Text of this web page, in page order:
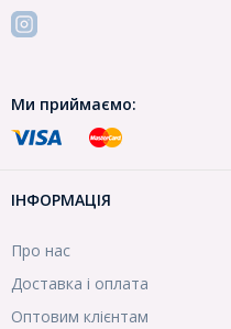
Ми приймаємо:
ІНФОРМАЦІЯ
Про нас
Доставка і оплата
Оптовим клієнтам